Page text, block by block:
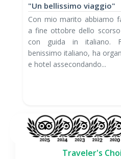
"Un bellissimo viaggio"
Con mio marito abbiamo
a fine ottobre dello
con guida in italiano.
benissimo italiano, ha
e hotel assecondando...
Traveler's